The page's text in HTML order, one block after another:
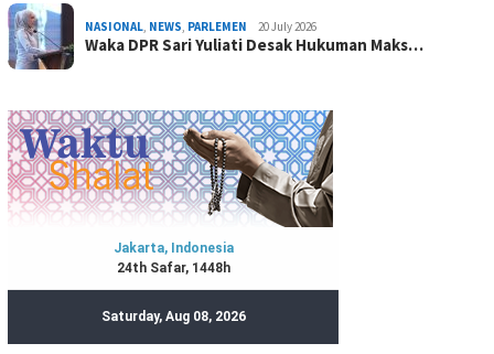
NASIONAL, NEWS, PARLEMEN 20 July 2026
Waka DPR Sari Yuliati Desak Hukuman Maks…